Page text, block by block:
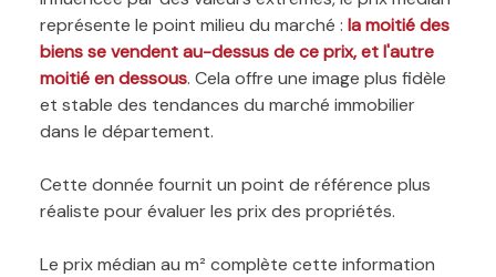
représente le point milieu du marché : la moitié des
biens se vendent au-dessus de ce prix, et l'autre
moitié en dessous. Cela offre une image plus fidèle
et stable des tendances du marché immobilier
dans le département.
Cette donnée fournit un point de référence plus
réaliste pour évaluer les prix des propriétés.
Le prix médian au m² complète cette information